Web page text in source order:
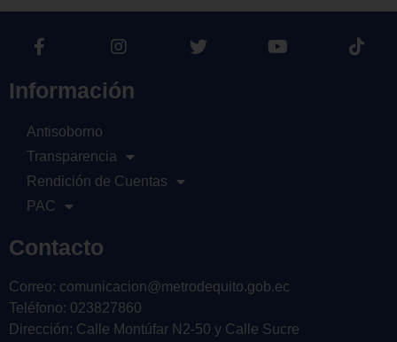
Información
Antisoborno
Transparencia
Rendición de Cuentas
PAC
Contacto
Correo: comunicacion@metrodequito.gob.ec
Teléfono: 023827860
Dirección: Calle Montúfar N2-50 y Calle Sucre